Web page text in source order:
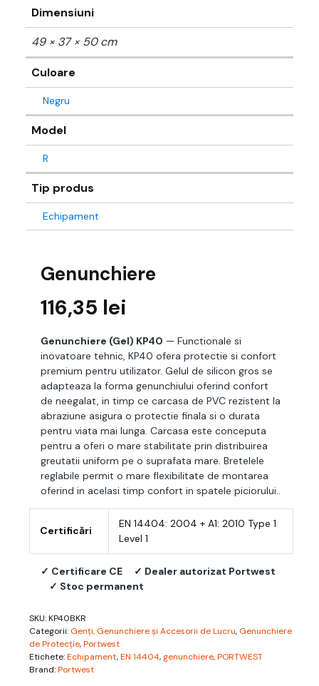
Dimensiuni
49 × 37 × 50 cm
Culoare
Negru
Model
R
Tip produs
Echipament
Genunchiere
116,35 lei
Genunchiere (Gel) KP40 — Functionale si
inovatoare tehnic, KP40 ofera protectie si confort
premium pentru utilizator. Gelul de silicon gros se
adapteaza la forma genunchiului oferind confort
de neegalat, in timp ce carcasa de PVC rezistent la
abraziune asigura o protectie finala si o durata
pentru viata mai lunga. Carcasa este conceputa
pentru a oferi o mare stabilitate prin distribuirea
greutatii uniform pe o suprafata mare. Bretelele
reglabile permit o mare flexibilitate de montarea
oferind in acelasi timp confort in spatele piciorului..
Certificări
EN 14404: 2004 + A1: 2010 Type 1
Level 1
✓ Certificare CE
✓ Dealer autorizat Portwest
✓ Stoc permanent
SKU:KP40BKR
Categorii: Genți, Genunchiere și Accesorii de Lucru, Genunchiere
de Protecție,Portwest
Etichete:Echipament,EN 14404, genunchiere,PORTWEST
Brand:Portwest